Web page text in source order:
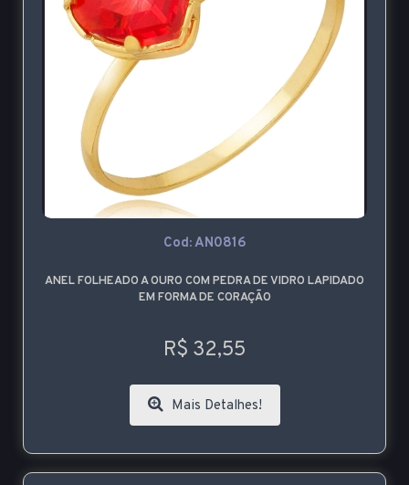
Cod: AN0816
ANEL FOLHEADO A OURO COM PEDRA DE VIDRO LAPIDADO
EM FORMA DE CORAÇÃO
R$ 32,55
Mais Detalhes!